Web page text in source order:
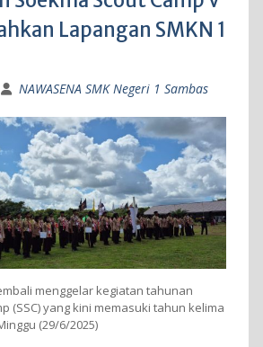
Lapangan SMKN 1
NAWASENA SMK Negeri 1 Sambas
menggelar kegiatan tahunan
(SSC) yang kini memasuki tahun kelima
(29/6/2025)